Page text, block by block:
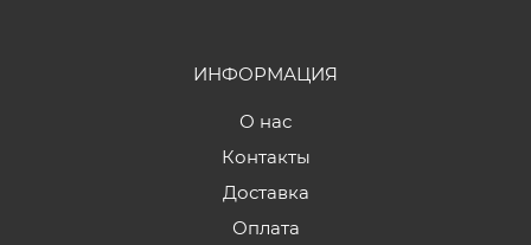
ИНФОРМАЦИЯ
О нас
Контакты
Доставка
Оплата